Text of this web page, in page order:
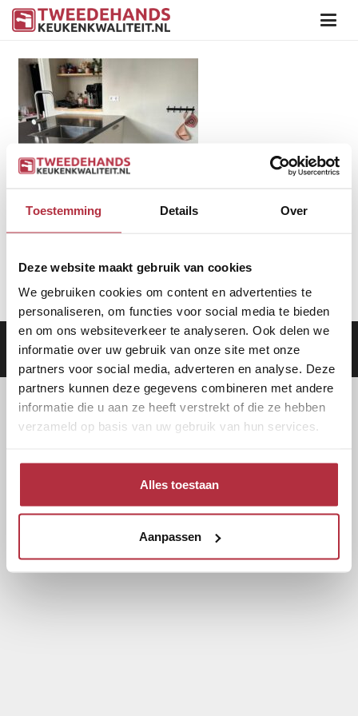
Toestemming Details Over
Deze website maakt gebruik van cookies
We gebruiken cookies om content en advertenties te
personaliseren, om functies voor social media te bieden
en om ons websiteverkeer te analyseren. Ook delen we
informatie over uw gebruik van onze site met onze
partners voor social media, adverteren en analyse. Deze
partners kunnen deze gegevens combineren met andere
informatie die u aan ze heeft verstrekt of die ze hebben
verzameld op basis van uw gebruik van hun services.
Alles toestaan
Aanpassen
Aanbod| Keukens |Levering|Garantie|Privacy Beleid